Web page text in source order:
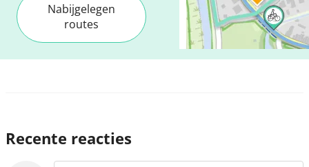
Nabijgelegen
routes
Recente reacties